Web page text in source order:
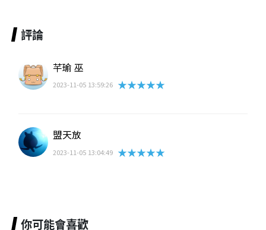
評論
芊瑜 巫
2023-11-05 13:59:26 ★★★★★
盟天放
2023-11-05 13:04:49 ★★★★★
你可能會喜歡